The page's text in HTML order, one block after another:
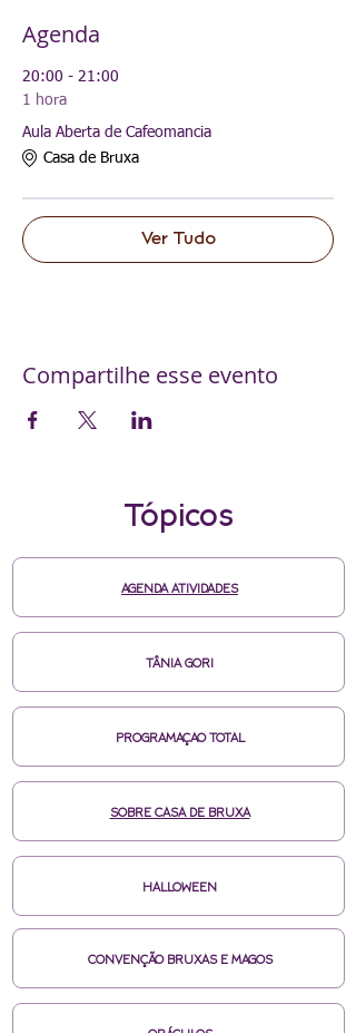
Agenda
20:00 - 21:00
1 hora
Aula Aberta de Cafeomancia
Casa de Bruxa
Ver Tudo
Compartilhe esse evento
Tópicos
AGENDA ATIVIDADES
TÂNIA GORI
PROGRAMAÇAO TOTAL
SOBRE CASA DE BRUXA
HALLOWEEN
CONVENÇÃO BRUXAS E MAGOS